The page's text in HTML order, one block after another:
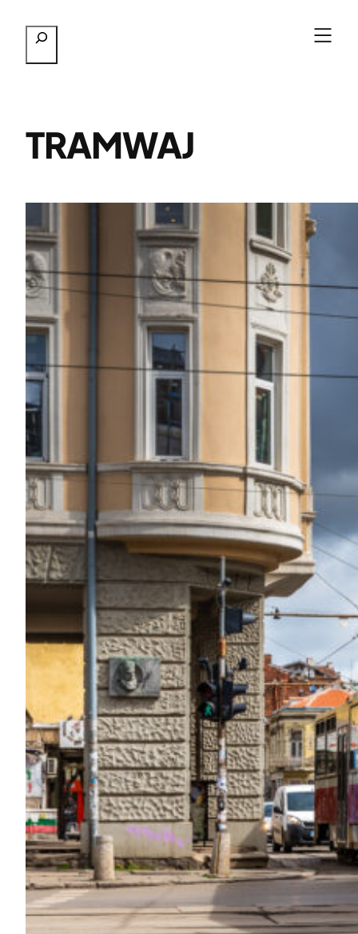
treści
Szukaj
TRAMWAJ